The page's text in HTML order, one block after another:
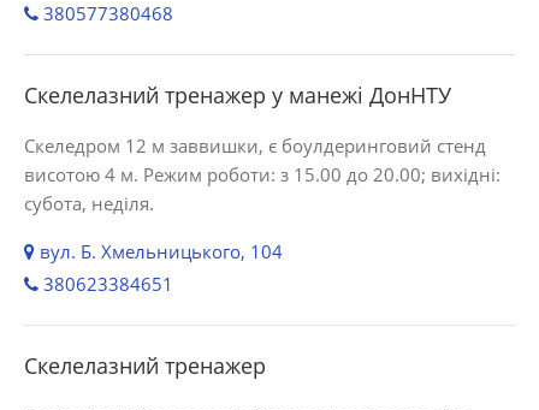
380577380468
Скелелазний тренажер у манежі ДонНТУ
Скеледром 12 м заввишки, є боулдеринговий стенд
висотою 4 м. Режим роботи: з 15.00 до 20.00; вихідні:
субота, неділя.
вул. Б. Хмельницького, 104
380623384651
Скелелазний тренажер